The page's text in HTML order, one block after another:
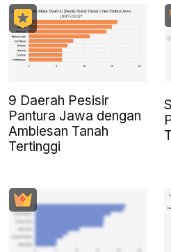
9 Daerah Pesisir
Pantura Jawa dengan
Amblesan Tanah
Tertinggi